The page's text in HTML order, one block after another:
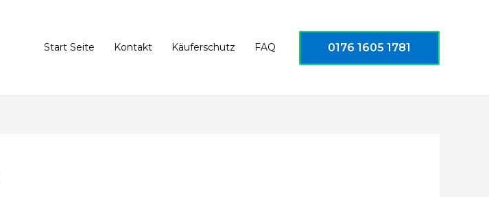
Start Seite Kontakt Käuferschutz FAQ 0176 1605 1781